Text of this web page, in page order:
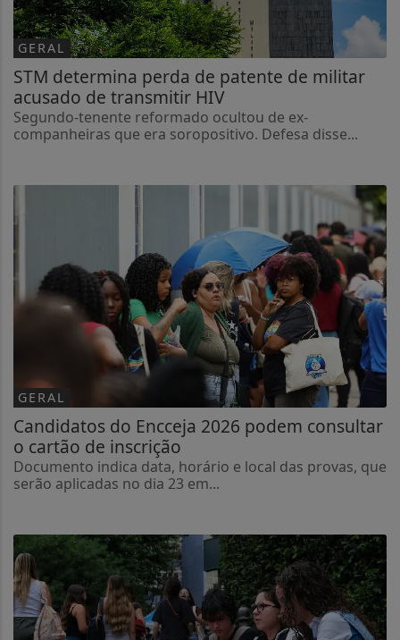
GERAL
STM determina perda de patente de militar
acusado de transmitir HIV
Segundo-tenente reformado ocultou de ex-
companheiras que era soropositivo. Defesa disse...
GERAL
Candidatos do Encceja 2026 podem consultar
o cartão de inscrição
Documento indica data, horário e local das provas, que
serão aplicadas no dia 23 em...